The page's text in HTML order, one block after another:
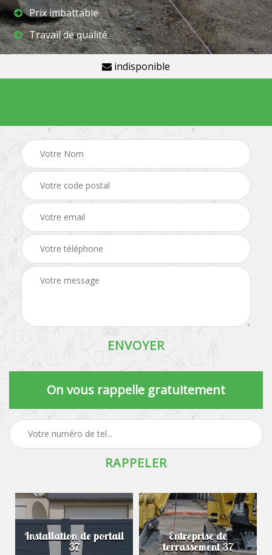
Prix imbattable
Travail de qualité
indisponible
On vous rappelle gratuitement
Installation de portail
37
Entreprise de
terrassement 37